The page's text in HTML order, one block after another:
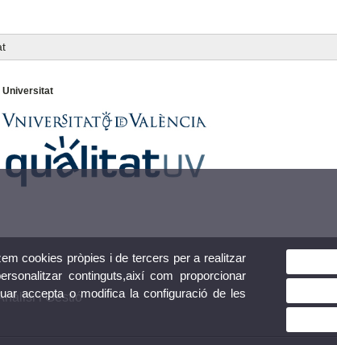
Universitat
i Gestió
cookies pròpies i de tercers per a realitzar
continguts,així com proporcionar
accepta o modifica la configuració de les